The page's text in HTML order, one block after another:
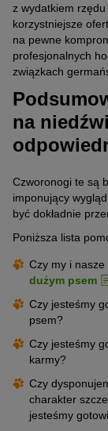
z wydatkiem rzędu
korzystniejsze
na pewne
profesjonalnych
związkach
na
Czworonogi te są
imponujący
być dokładnie
Poniższa lista
Czy my i
dużym psem
Czy jesteśmy
psem?
Czy jesteśmy
karmy?
Czy
charakter
jesteśmy